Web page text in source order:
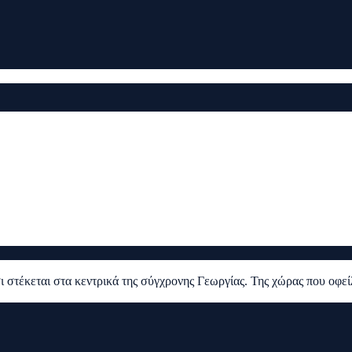
στα κεντρικά της σύγχρονης Γεωργίας. Της χώρας που